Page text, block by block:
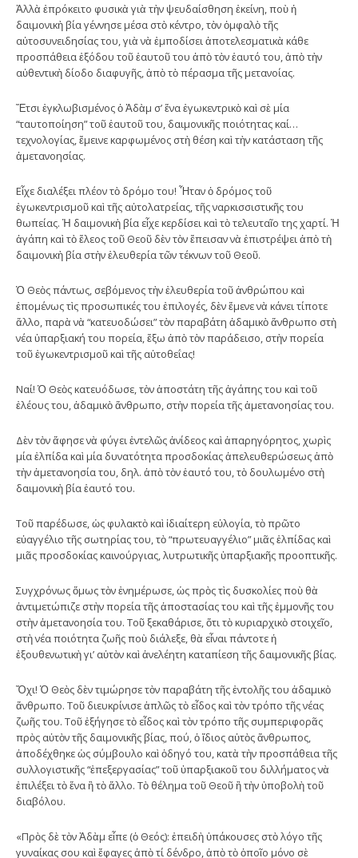
Ἀλλὰ ἐπρόκειτο φυσικὰ γιὰ τὴν ψευδαίσθηση ἐκείνη, ποὺ ἡ
δαιμονικὴ βία γέννησε μέσα στὸ κέντρο, τὸν ὀμφαλὸ τῆς
αὐτοσυνειδησίας του, γιὰ νὰ ἐμποδίσει ἀποτελεσματικὰ κάθε
προσπάθεια ἐξόδου τοῦ ἑαυτοῦ του ἀπὸ τὸν ἑαυτό του, ἀπὸ τὴν
αὐθεντικὴ δίοδο διαφυγῆς, ἀπὸ τὸ πέρασμα τῆς μετανοίας.
Ἔτσι ἐγκλωβισμένος ὁ Ἀδὰμ σ’ ἕνα ἐγωκεντρικὸ καὶ σὲ μία
“ταυτοποίηση” τοῦ ἑαυτοῦ του, δαιμονικῆς ποιότητας καί…
τεχνολογίας, ἔμεινε καρφωμένος στὴ θέση καὶ τὴν κατάσταση τῆς
ἀμετανοησίας.
Εἶχε διαλέξει πλέον τὸ δρόμο του! Ἦταν ὁ δρόμος τοῦ
ἐγωκεντρισμοῦ καὶ τῆς αὐτολατρείας, τῆς ναρκισσιστικῆς του
θωπείας. Ἡ δαιμονικὴ βία εἶχε κερδίσει καὶ τὸ τελευταῖο της χαρτί. Ἡ
ἀγάπη καὶ τὸ ἔλεος τοῦ Θεοῦ δὲν τὸν ἔπεισαν νὰ ἐπιστρέψει ἀπὸ τὴ
δαιμονικὴ βία στὴν ἐλευθερία τῶν τέκνων τοῦ Θεοῦ.
Ὁ Θεὸς πάντως, σεβόμενος τὴν ἐλευθερία τοῦ ἀνθρώπου καὶ
ἑπομένως τὶς προσωπικές του ἐπιλογές, δὲν ἔμενε νὰ κάνει τίποτε
ἄλλο, παρὰ νὰ “κατευοδώσει” τὸν παραβάτη ἀδαμικὸ ἄνθρωπο στὴ
νέα ὑπαρξιακή του πορεία, ἔξω ἀπὸ τὸν παράδεισο, στὴν πορεία
τοῦ ἐγωκεντρισμοῦ καὶ τῆς αὐτοθεΐας!
Ναί! Ὁ Θεὸς κατευόδωσε, τὸν ἀποστάτη τῆς ἀγάπης του καὶ τοῦ
ἐλέους του, ἀδαμικὸ ἄνθρωπο, στὴν πορεία τῆς ἀμετανοησίας του.
Δὲν τὸν ἄφησε νὰ φύγει ἐντελῶς ἀνίδεος καὶ ἀπαρηγόρητος, χωρὶς
μία ἐλπίδα καὶ μία δυνατότητα προσδοκίας ἀπελευθερώσεως ἀπὸ
τὴν ἀμετανοησία του, δηλ. ἀπὸ τὸν ἑαυτό του, τὸ δουλωμένο στὴ
δαιμονικὴ βία ἑαυτό του.
Τοῦ παρέδωσε, ὡς φυλακτὸ καὶ ἰδιαίτερη εὐλογία, τὸ πρῶτο
εὐαγγέλιο τῆς σωτηρίας του, τὸ “πρωτευαγγέλιο” μιᾶς ἐλπίδας καὶ
μιᾶς προσδοκίας καινούργιας, λυτρωτικῆς ὑπαρξιακῆς προοπτικῆς.
Συγχρόνως ὅμως τὸν ἐνημέρωσε, ὡς πρὸς τὶς δυσκολίες ποὺ θὰ
ἀντιμετώπιζε στὴν πορεία τῆς ἀποστασίας του καὶ τῆς ἐμμονῆς του
στὴν ἀμετανοησία του. Τοῦ ξεκαθάρισε, ὅτι τὸ κυριαρχικὸ στοιχεῖο,
στὴ νέα ποιότητα ζωῆς ποὺ διάλεξε, θὰ εἶναι πάντοτε ἡ
ἐξουθενωτικὴ γι’ αὐτὸν καὶ ἀνελέητη καταπίεση τῆς δαιμονικῆς βίας.
Ὄχι! Ὁ Θεὸς δὲν τιμώρησε τὸν παραβάτη τῆς ἐντολῆς του ἀδαμικὸ
ἄνθρωπο. Τοῦ διευκρίνισε ἁπλῶς τὸ εἶδος καὶ τὸν τρόπο τῆς νέας
ζωῆς του. Τοῦ ἐξήγησε τὸ εἶδος καὶ τὸν τρόπο τῆς συμπεριφορᾶς
πρὸς αὐτὸν τῆς δαιμονικῆς βίας, πού, ὁ ἴδιος αὐτὸς ἄνθρωπος,
ἀποδέχθηκε ὡς σύμβουλο καὶ ὁδηγό του, κατὰ τὴν προσπάθεια τῆς
συλλογιστικῆς “ἐπεξεργασίας” τοῦ ὑπαρξιακοῦ του διλλήματος νὰ
ἐπιλέξει τὸ ἕνα ἢ τὸ ἄλλο. Τὸ θέλημα τοῦ Θεοῦ ἢ τὴν ὑποβολὴ τοῦ
διαβόλου.
«Πρὸς δὲ τὸν Ἀδὰμ εἶπε (ὁ Θεός): ἐπειδὴ ὑπάκουσες στὸ λόγο τῆς
γυναίκας σου καὶ ἔφαγες ἀπὸ τί δένδρο, ἀπὸ τὸ ὁποῖο μόνο σὲ